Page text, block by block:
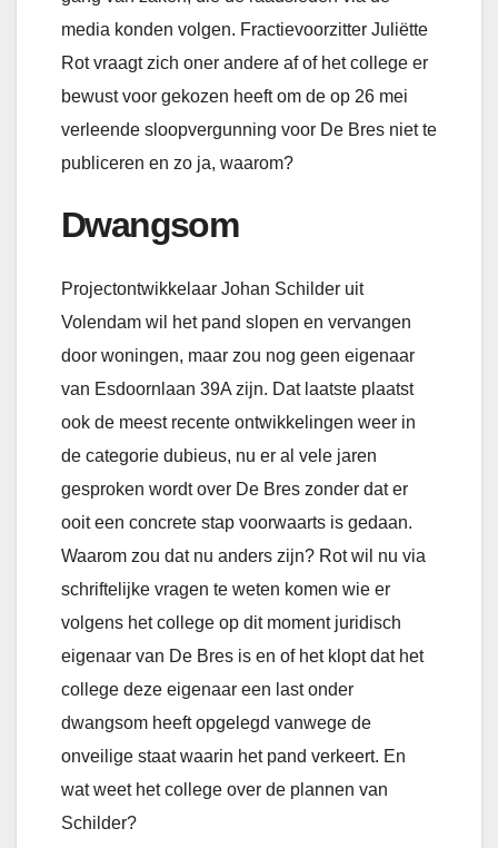
media konden volgen. Fractievoorzitter Juliëtte
Rot vraagt zich oner andere af of het college er
bewust voor gekozen heeft om de op 26 mei
verleende sloopvergunning voor De Bres niet te
publiceren en zo ja, waarom?
Dwangsom
Projectontwikkelaar Johan Schilder uit
Volendam wil het pand slopen en vervangen
door woningen, maar zou nog geen eigenaar
van Esdoornlaan 39A zijn. Dat laatste plaatst
ook de meest recente ontwikkelingen weer in
de categorie dubieus, nu er al vele jaren
gesproken wordt over De Bres zonder dat er
ooit een concrete stap voorwaarts is gedaan.
Waarom zou dat nu anders zijn? Rot wil nu via
schriftelijke vragen te weten komen wie er
volgens het college op dit moment juridisch
eigenaar van De Bres is en of het klopt dat het
college deze eigenaar een last onder
dwangsom heeft opgelegd vanwege de
onveilige staat waarin het pand verkeert. En
wat weet het college over de plannen van
Schilder?